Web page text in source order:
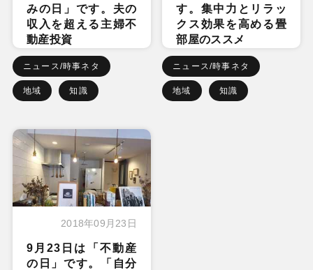
みの日」です。夫の
収入を超える主婦不
動産投資
ニュース/時事ネタ
地域 知識
す。集中力とリラッ
クス効果を高める畳
部屋のススメ
ニュース/時事ネタ
地域 知識
2018年09月23日
9月23日は「不動産
の日」です。「自分